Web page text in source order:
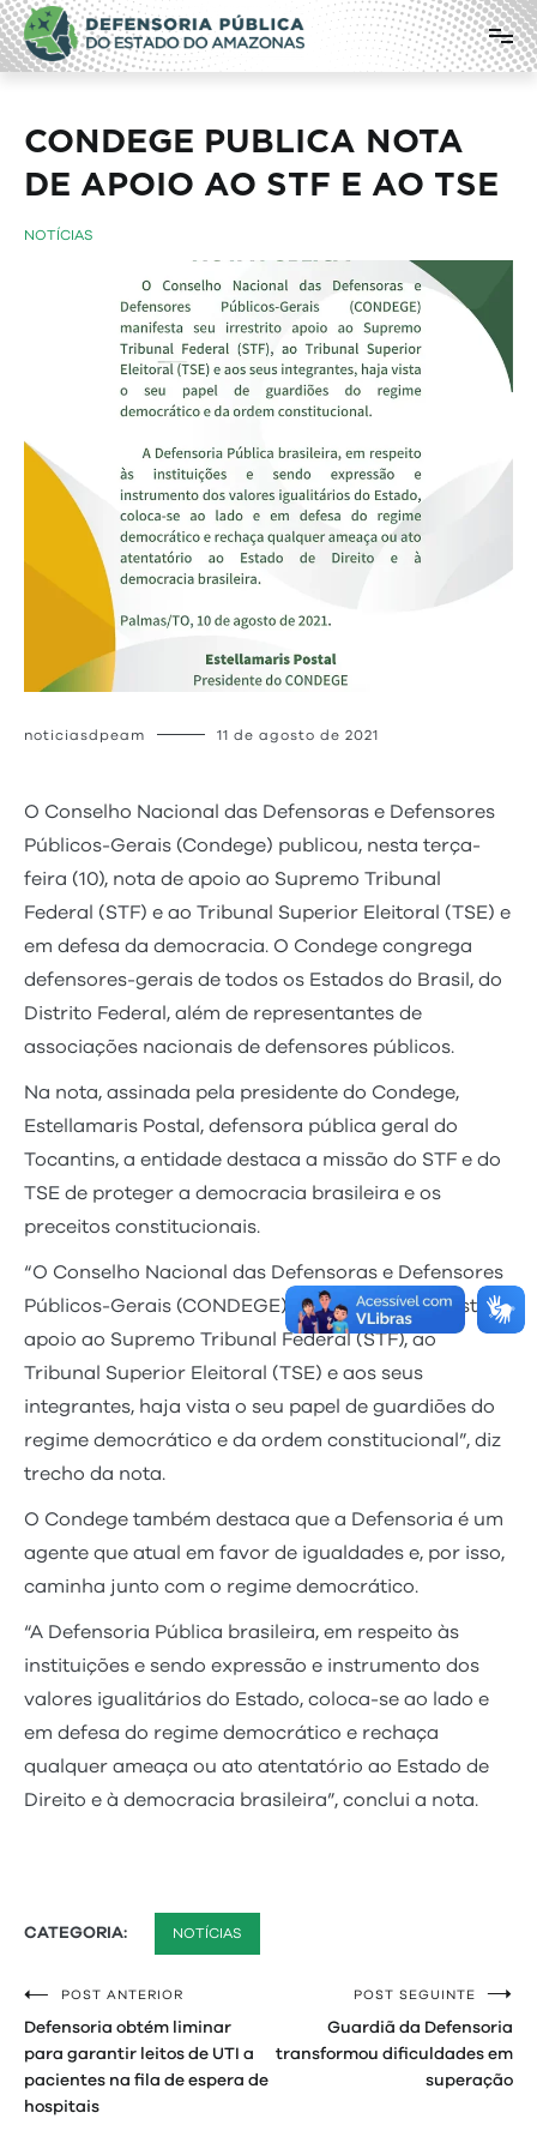
Pular
para
o
conteúdo
Defensoria Pública do Estado do
Amazonas
CONDEGE PUBLICA NOTA
DE APOIO AO STF E AO TSE
NOTÍCIAS
noticiasdpeam 11 de agosto de 2021
O Conselho Nacional das Defensoras e Defensores
Públicos-Gerais (Condege) publicou, nesta terça-
feira (10), nota de apoio ao Supremo Tribunal
Federal (STF) e ao Tribunal Superior Eleitoral (TSE) e
em defesa da democracia. O Condege congrega
defensores-gerais de todos os Estados do Brasil, do
Distrito Federal, além de representantes de
associações nacionais de defensores públicos.
Na nota, assinada pela presidente do Condege,
Estellamaris Postal, defensora pública geral do
Tocantins, a entidade destaca a missão do STF e do
TSE de proteger a democracia brasileira e os
preceitos constitucionais.
“O Conselho Nacional das Defensoras e Defensores
Públicos-Gerais (CONDEGE) manifesta seu irrestrito
apoio ao Supremo Tribunal Federal (STF), ao
Tribunal Superior Eleitoral (TSE) e aos seus
integrantes, haja vista o seu papel de guardiões do
regime democrático e da ordem constitucional”, diz
trecho da nota.
O Condege também destaca que a Defensoria é um
agente que atual em favor de igualdades e, por isso,
caminha junto com o regime democrático.
“A Defensoria Pública brasileira, em respeito às
instituições e sendo expressão e instrumento dos
valores igualitários do Estado, coloca-se ao lado e
em defesa do regime democrático e rechaça
qualquer ameaça ou ato atentatório ao Estado de
Direito e à democracia brasileira”, conclui a nota.
CATEGORIA: NOTÍCIAS
Navegação
de
Post
POST ANTERIOR
Defensoria obtém liminar
para garantir leitos de UTI a
pacientes na fila de espera de
hospitais
POST SEGUINTE
Guardiã da Defensoria
transformou dificuldades em
superação